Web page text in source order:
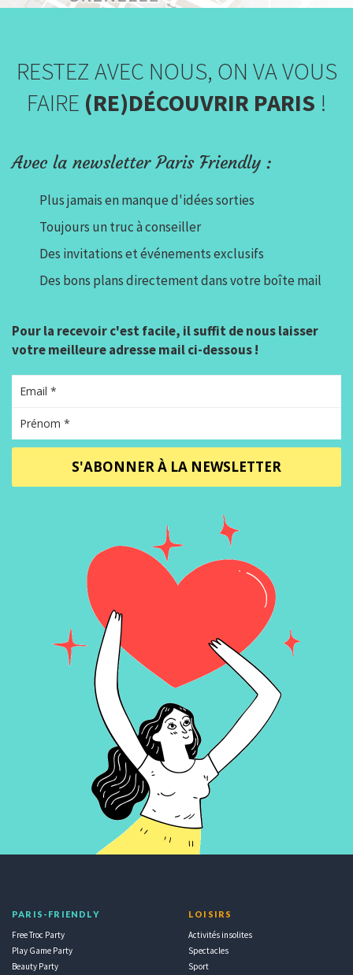
RESTEZ AVEC NOUS, ON VA VOUS
FAIRE (RE)DÉCOUVRIR PARIS !
Avec la newsletter Paris Friendly :
Plus jamais en manque d'idées sorties
Toujours un truc à conseiller
Des invitations et événements exclusifs
Des bons plans directement dans votre boîte mail
Pour la recevoir c'est facile, il suffit de nous laisser
votre meilleure adresse mail ci-dessous !
S'ABONNER À LA NEWSLETTER
PARIS-FRIENDLY
Free Troc Party
Play Game Party
Beauty Party
LOISIRS
Activités insolites
Spectacles
Sport